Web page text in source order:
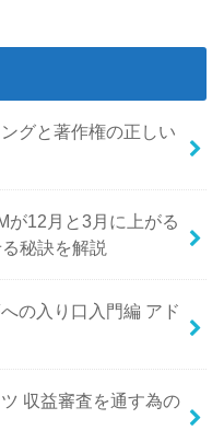
グと著作権の正しい
が12月と3月に上がる
秘訣を解説
の入り口入門編 アド
収益審査を通す為の